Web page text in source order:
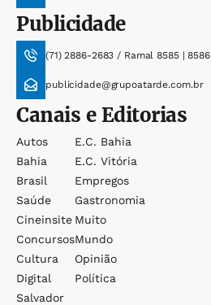
Publicidade
(71) 2886-2683 / Ramal 8585 | 8586
publicidade@grupoatarde.com.br
Canais e Editorias
Autos
Bahia
Brasil
Saúde
Cineinsite
Concursos
Cultura
Digital
Salvador
E.c. Bahia
E.c. Vitória
Empregos
Gastronomia
Muito
Mundo
Opinião
Política